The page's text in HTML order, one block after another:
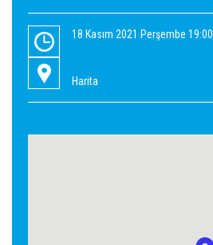
18 Kasım 2021 Perşembe 19:00
Harita